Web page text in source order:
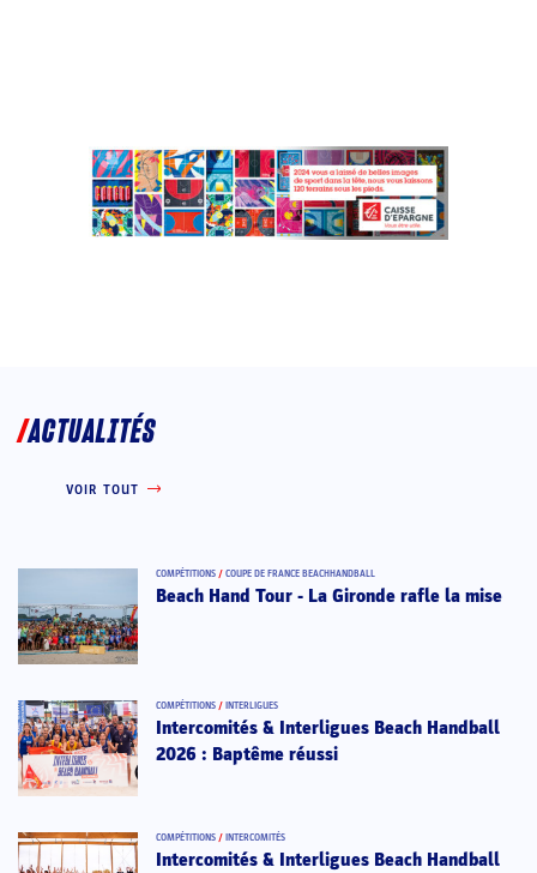
ACTUALITÉS
VOIR TOUT
COMPÉTITIONS / COUPE DE FRANCE BEACHHANDBALL
Beach Hand Tour - La Gironde rafle la mise
COMPÉTITIONS / INTERLIGUES
Intercomités & Interligues Beach Handball
2026 : Baptême réussi
COMPÉTITIONS / INTERCOMITÉS
Intercomités & Interligues Beach Handball